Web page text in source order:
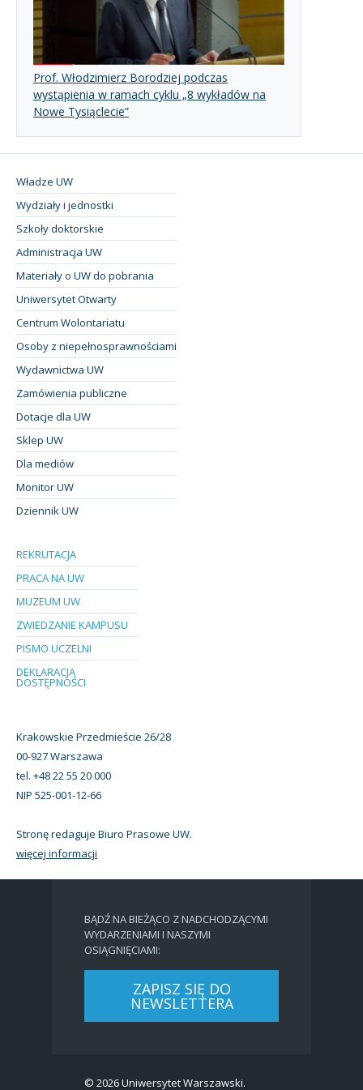
Prof. Włodzimierz Borodziej podczas
wystąpienia w ramach cyklu „8 wykładów na
Nowe Tysiąclecie”
Władze UW
Wydziały i jednostki
Szkoły doktorskie
Administracja UW
Materiały o UW do pobrania
Uniwersytet Otwarty
Centrum Wolontariatu
Osoby z niepełnosprawnościami
Wydawnictwa UW
Zamówienia publiczne
Dotacje dla UW
Sklep UW
Dla mediów
Monitor UW
Dziennik UW
REKRUTACJA
PRACA NA UW
MUZEUM UW
ZWIEDZANIE KAMPUSU
PISMO UCZELNI
DEKLARACJA
DOSTĘPNOŚCI
Krakowskie Przedmieście 26/28
00-927 Warszawa
tel. +48 22 55 20 000
NIP 525-001-12-66
Stronę redaguje Biuro Prasowe UW.
więcej informacji
BĄDŹ NA BIEŻĄCO Z NADCHODZĄCYMI
WYDARZENIAMI I NASZYMI
OSIĄGNIĘCIAMI:
ZAPISZ SIĘ DO
NEWSLETTERA
© 2026 Uniwersytet Warszawski.